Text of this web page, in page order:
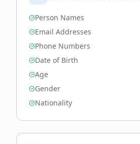
Person Names
Email Addresses
Phone Numbers
Date of Birth
Age
Gender
Nationality